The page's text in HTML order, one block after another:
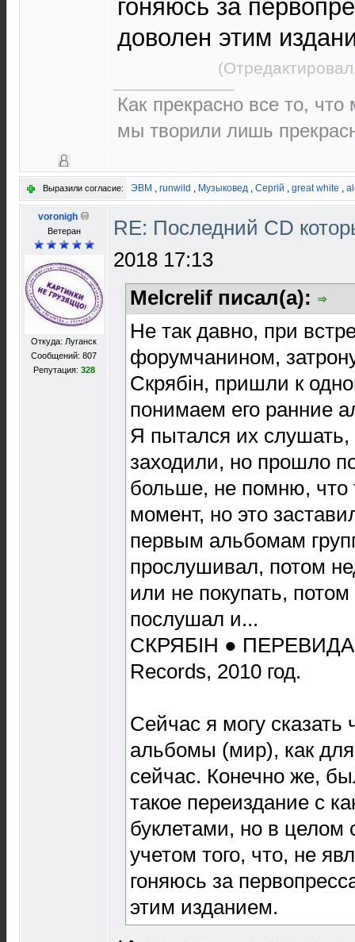
гоняюсь за
доволен этим
Как прекрасно все то,
мы творили лишь
Выразили согласие: ЭВМ , runwild , Музыковед , Сергій , great white ,
voronigh
Ветеран
Откуда: Луганск
Сообщений: 807
Репутация: 328
RE: Последний CD
2018 17:13
Melcrelif писал(а):
Не так давно, при
форумчанином,
Скрябін, пришли к
понимаем его ранние
Я пытался их слушать,
заходили, но прошло
больше, не помню, что
момент, но это
первым альбомам
прослушивал, потом
или не покупать,
послушал и...
СКРЯБІН ●
Records, 2010 год.
Сейчас я могу сказать
альбомы (мир), как
сейчас. Конечно же,
такое переиздание с
буклетами, но в целом
учетом того, что, не
гоняюсь за
этим изданием.